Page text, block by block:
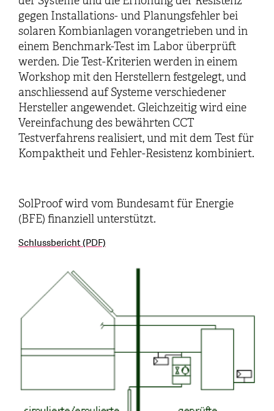
gegen Installations- und Planungsfehler bei
solaren Kombianlagen vorangetrieben und in
einem Benchmark-Test im Labor überprüft
werden. Die Test-Kriterien werden in einem
Workshop mit den Herstellern festgelegt, und
anschliessend auf Systeme verschiedener
Hersteller angewendet. Gleichzeitig wird eine
Vereinfachung des bewährten CCT
Testverfahrens realisiert, und mit dem Test für
Kompaktheit und Fehler-Resistenz kombiniert.
SolProof wird vom Bundesamt für Energie
(BFE) finanziell unterstützt.
Schlussbericht (PDF)